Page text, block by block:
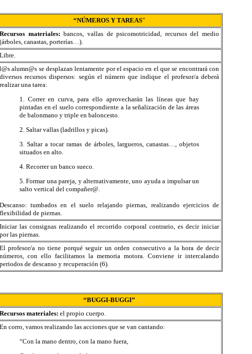
“NÚMEROS Y TAREAS”
Recursos materiales:bancos, vallas de psicomotricidad, recursos del medio
(árboles, canastas, porterías…).
Libre.
l@s alumn@s se desplazan lentamente por el espacio en el que se encontrará con
diversos recursos dispersos: según el número que indique el profesor/a deberá
realizar una tarea:
1. Correr en curva, para ello aprovecharán las líneas que hay
pintadas en el suelo correspondiente a la señalización de las áreas
de balonmano y triple en baloncesto.
2. Saltar vallas (ladrillos y picas).
3. Saltar a tocar ramas de árboles, largueros, canastas…, objetos
situados en alto.
4. Recorrer un banco sueco.
5. Formar una pareja, y alternativamente, uno ayuda a impulsar un
salto vertical del compañer@.
Descanso: tumbados en el suelo relajando piernas, realizando ejercicios de
flexibilidad de piernas.
Iniciar las consignas realizando el recorrido corporal contrario, es decir iniciar
por las piernas.
El profesor/a no tiene porqué seguir un orden consecutivo a la hora de decir
números, con ello facilitamos la memoria motora. Conviene ir intercalando
periodos de descanso y recuperación (6).
“BUGGI-BUGGI”
Recursos materiales: el propio cuerpo.
En corro, vamos realizando las acciones que se van cantando:
“Con la mano dentro, con la mano fuera,